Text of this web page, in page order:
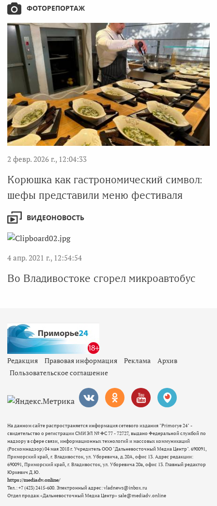
ФОТОРЕПОРТАЖ
2 февр. 2026 г., 12:04:33
Корюшка как гастрономический символ:
шефы представили меню фестиваля
ВИДЕОНОВОСТЬ
4 апр. 2021 г., 12:54:54
Во Владивостоке сгорел микроавтобус
Редакция Правовая информация Реклама
Архив
Пользовательское соглашение
На данном сайте распространяется информация сетевого издания "Primorye 24" -
свидетельство о регистрации СМИ ЭЛ № ФС 77 - 72727, выдано Федеральной службой по
надзору в сфере связи, информационных технологий и массовых коммуникаций
(Роскомнадзор) 04 мая 2018 г. Учредитель ООО "Дальневосточный Медиа Центр". 690091,
Приморский край, г. Владивосток, ул. Уборевича, д.20А, офис 13. Адрес редакции:
690091, Приморский край, г. Владивосток, ул. Уборевича 20а, офис 13. Главный редактор
Юркевич Д.Ю.
https://mediadv.online/
Тел.: +7 (423) 2415-600. Электронный адрес: vladnews@inbox.ru
Отдел продаж «Дальневосточный Медиа Центр» sale@mediadv.online